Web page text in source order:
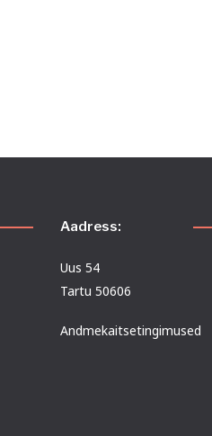
Aadress:
Uus 54
Tartu 50606
Andmekaitsetingimused